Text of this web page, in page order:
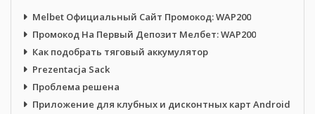
Melbet Официальный Сайт Промокод: WAP200
Промокод На Первый Депозит Мелбет: WAP200
Как подобрать тяговый аккумулятор
Prezentacja Sack
Проблема решена
Приложение для клубных и дисконтных карт Android